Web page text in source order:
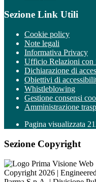
Sezione Link Utili
Cookie policy
Note legali
Informativa Privacy
Ufficio Relazioni con
Dichiarazione di
Obiettivi di
Whistleblowing
Gestione consensi
Amministrazione
Pagina visualizzata
Sezione Copyright
Copyright 2026 |